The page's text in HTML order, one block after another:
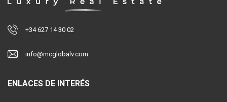
+34 627 14 30 02
info@mcglobalv.com
ENLACES DE INTERÉS